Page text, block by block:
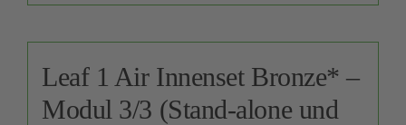
Leaf 1 Air Innenset Bronze* –
Modul 3/3 (Stand-alone und